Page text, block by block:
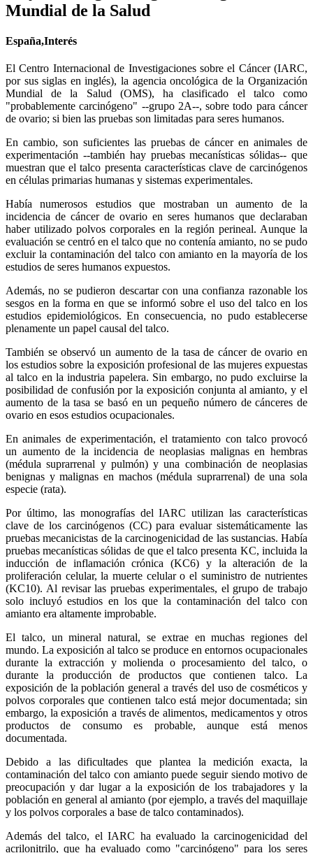
Mundial de la Salud
España,Interés
El Centro Internacional de Investigaciones sobre el Cáncer (IARC,
por sus siglas en inglés), la agencia oncológica de la Organización
Mundial de la Salud (OMS), ha clasificado el talco como
"probablemente carcinógeno" --grupo 2A--, sobre todo para cáncer
de ovario; si bien las pruebas son limitadas para seres humanos.
En cambio, son suficientes las pruebas de cáncer en animales de
experimentación --también hay pruebas mecanísticas sólidas-- que
muestran que el talco presenta características clave de carcinógenos
en células primarias humanas y sistemas experimentales.
Había numerosos estudios que mostraban un aumento de la
incidencia de cáncer de ovario en seres humanos que declaraban
haber utilizado polvos corporales en la región perineal. Aunque la
evaluación se centró en el talco que no contenía amianto, no se pudo
excluir la contaminación del talco con amianto en la mayoría de los
estudios de seres humanos expuestos.
Además, no se pudieron descartar con una confianza razonable los
sesgos en la forma en que se informó sobre el uso del talco en los
estudios epidemiológicos. En consecuencia, no pudo establecerse
plenamente un papel causal del talco.
También se observó un aumento de la tasa de cáncer de ovario en
los estudios sobre la exposición profesional de las mujeres expuestas
al talco en la industria papelera. Sin embargo, no pudo excluirse la
posibilidad de confusión por la exposición conjunta al amianto, y el
aumento de la tasa se basó en un pequeño número de cánceres de
ovario en esos estudios ocupacionales.
En animales de experimentación, el tratamiento con talco provocó
un aumento de la incidencia de neoplasias malignas en hembras
(médula suprarrenal y pulmón) y una combinación de neoplasias
benignas y malignas en machos (médula suprarrenal) de una sola
especie (rata).
Por último, las monografías del IARC utilizan las características
clave de los carcinógenos (CC) para evaluar sistemáticamente las
pruebas mecanicistas de la carcinogenicidad de las sustancias. Había
pruebas mecanísticas sólidas de que el talco presenta KC, incluida la
inducción de inflamación crónica (KC6) y la alteración de la
proliferación celular, la muerte celular o el suministro de nutrientes
(KC10). Al revisar las pruebas experimentales, el grupo de trabajo
solo incluyó estudios en los que la contaminación del talco con
amianto era altamente improbable.
El talco, un mineral natural, se extrae en muchas regiones del
mundo. La exposición al talco se produce en entornos ocupacionales
durante la extracción y molienda o procesamiento del talco, o
durante la producción de productos que contienen talco. La
exposición de la población general a través del uso de cosméticos y
polvos corporales que contienen talco está mejor documentada; sin
embargo, la exposición a través de alimentos, medicamentos y otros
productos de consumo es probable, aunque está menos
documentada.
Debido a las dificultades que plantea la medición exacta, la
contaminación del talco con amianto puede seguir siendo motivo de
preocupación y dar lugar a la exposición de los trabajadores y la
población en general al amianto (por ejemplo, a través del maquillaje
y los polvos corporales a base de talco contaminados).
Además del talco, el IARC ha evaluado la carcinogenicidad del
acrilonitrilo, que ha evaluado como "carcinógeno" para los seres